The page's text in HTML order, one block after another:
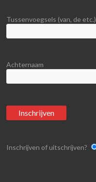
Tussenvoegsels (van, de etc.)
Achternaam
Inschrijven of uitschrijven?